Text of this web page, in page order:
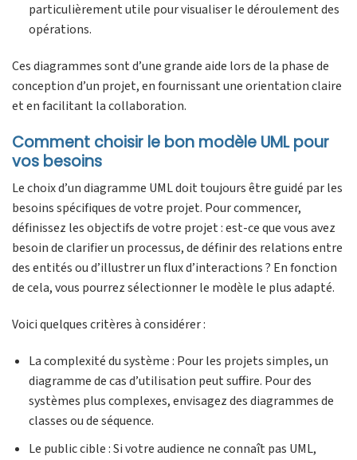
particulièrement utile pour visualiser le déroulement des
opérations.
Ces diagrammes sont d’une grande aide lors de la phase de
conception d’un projet, en fournissant une orientation claire
et en facilitant la collaboration.
Comment choisir le bon modèle UML pour
vos besoins
Le choix d’un diagramme UML doit toujours être guidé par les
besoins spécifiques de votre projet. Pour commencer,
définissez les objectifs de votre projet : est-ce que vous avez
besoin de clarifier un processus, de définir des relations entre
des entités ou d’illustrer un flux d’interactions ? En fonction
de cela, vous pourrez sélectionner le modèle le plus adapté.
Voici quelques critères à considérer :
La complexité du système : Pour les projets simples, un
diagramme de cas d’utilisation peut suffire. Pour des
systèmes plus complexes, envisagez des diagrammes de
classes ou de séquence.
Le public cible : Si votre audience ne connaît pas UML,